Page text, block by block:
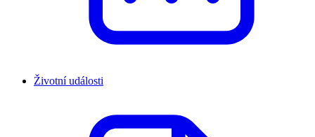
Životní události